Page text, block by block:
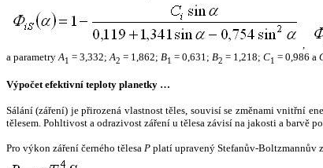
,
a parametryA1 = 3,332;A2 = 1,862; B1 = 0,631; B2 = 1,218; C1 = 0,986 a
Výpočet efektivní teploty planetky …
Sálání (záření) je přirozená vlastnost těles, souvisí se změnami vnitřní
tělesem. Pohltivost a odrazivost záření u tělesa závisí na jakosti a barvě
Pro výkon záření černého tělesa P platí upravený Stefanův-Boltzmannův